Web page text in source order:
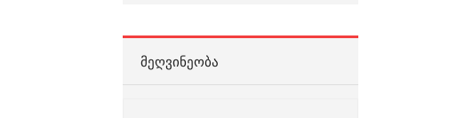
ᲛᲔᲦᲕᲘᲜᲔᲝᲑᲐ